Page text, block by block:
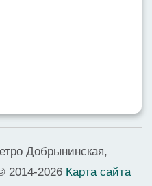
Добрынинская,
2014-2026 Карта сайта